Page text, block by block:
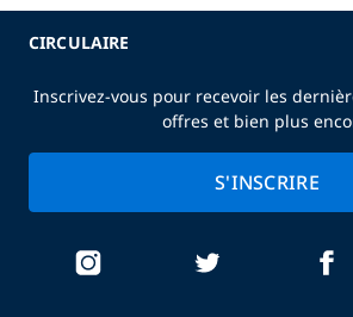
CIRCULAIRE
Inscrivez-vous pour recevoir les
offres et bien plus
S'INSCRIRE